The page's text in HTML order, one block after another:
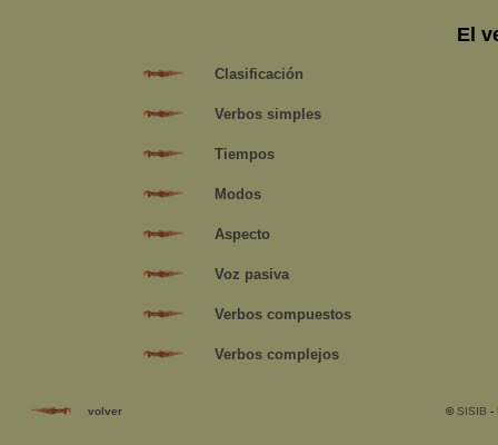
El
Clasificación
Verbos simples
Tiempos
Modos
Aspecto
Voz pasiva
Verbos compuestos
Verbos complejos
volver ©SISIB -